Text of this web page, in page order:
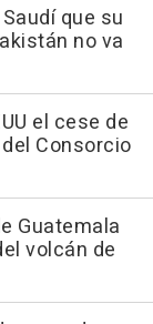
que su
no va
el cese de
Consorcio
Guatemala
volcán de